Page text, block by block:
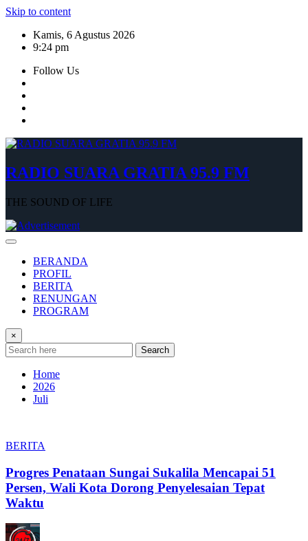
Skip to content
Kamis, 6 Agustus 2026
9:24 pm
Follow Us
RADIO SUARA GRATIA 95.9 FM
THE SOUND OF LIFE
BERANDA
PROFIL
BERITA
RENUNGAN
PROGRAM
×
Search
Home
2026
Juli
BERITA
Progres Penataan Sungai Sukalila Mencapai 51
Persen, Wali Kota Dorong Penyelesaian Tepat
Waktu